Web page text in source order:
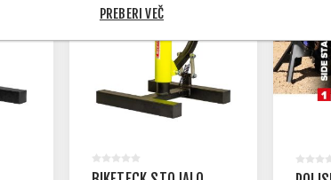
PREBERI VEČ